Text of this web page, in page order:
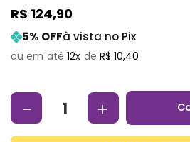
R$ 124,90
5% OFFà vista no Pix
12 R$ 10,40
＋
－